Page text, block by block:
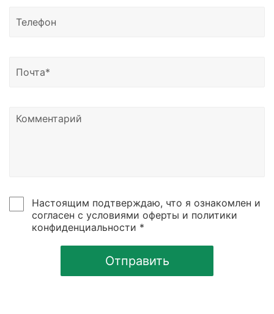
Доставка возможна в Казахстан, Узбекистан и
нам на почту или позвонить по номеру телефона,
Настоящим подтверждаю, что я ознакомлен и
согласен с условиями оферты и политики
конфиденциальности *
Отправить